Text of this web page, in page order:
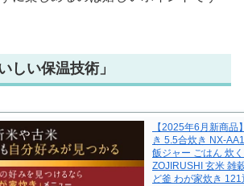
しい保温技術」
【2025年6月新商
き 5.5合炊き NX-
飯ジャー ごはん 炊
ZOJIRUSHI 玄米 雑
ど釜 わが家炊き 121